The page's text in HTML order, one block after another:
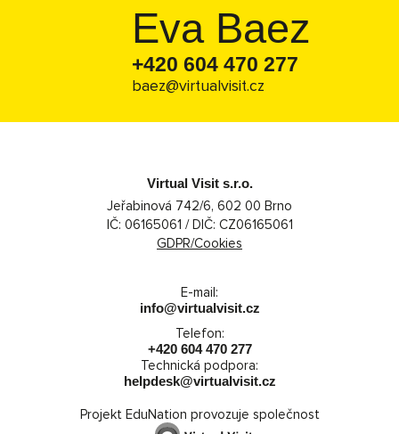
Eva Baez
+420 604 470 277
baez@virtualvisit.cz
Virtual Visit s.r.o.
Jeřabinová 742/6, 602 00 Brno
IČ: 06165061 / DIČ: CZ06165061
GDPR/Cookies
Projekt EduNation provozuje společnost
Technická podpora:
helpdesk@virtualvisit.cz
E-mail:
info@virtualvisit.cz
Telefon:
+420 604 470 277